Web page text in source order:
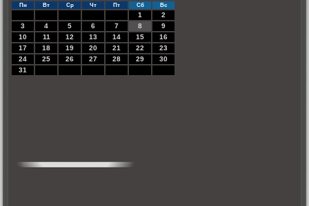
Пн Вт Ср Чт Пт Сб Вс
1
2
3
4 5 6 7 8
9
10
11 12 13 14 15
16
17
18 19 20 21 22
23
24
25 26 27 28 29
30
31